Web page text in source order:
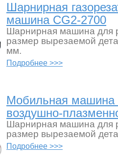
Шарнирная
машина CG2-2700
Шарнирная машина для
размер вырезаемой
мм.
Подробнее >>>
Мобильная машина
воздушно-
Шарнирная машина для
размер вырезаемой
Подробнее >>>